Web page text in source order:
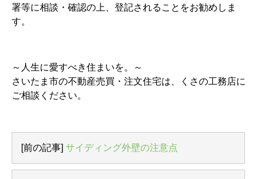
署等に相談・確認の上、登記されることをお勧めしま
す。
～人生に愛すべき住まいを。～
さいたま市の不動産売買・注文住宅は、くさの工務店に
ご相談ください。
[前の記事] サイディング外壁の注意点